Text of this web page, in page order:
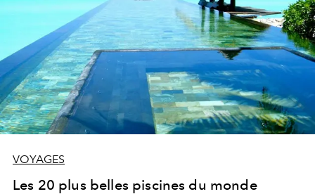
VOYAGES
Les 20 plus belles piscines du monde